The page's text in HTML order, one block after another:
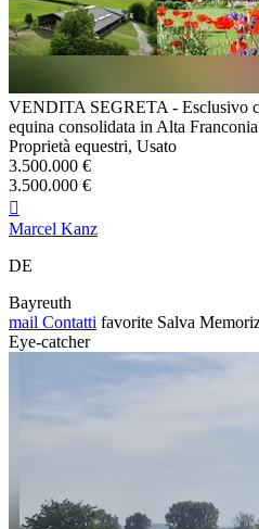
VENDITA SEGRETA - Esclusivo
equina consolidata in Alta Franconia
Proprietà equestri, Usato
3.500.000 €
3.500.000 €

Marcel Kanz
DE
Bayreuth
mail Contatti favorite Salva
Eye-catcher